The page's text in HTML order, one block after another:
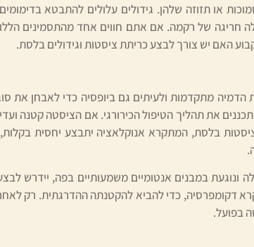
או תזוזה שלהן. גידולים עלולים להתבטא
חריגה של רקמה. אם אתם חווים אחד מהתסמינים
האם יש צורך לבצע כריתת ציסטות וגידולים בלסת.
הדמיה מתקדמות ולעיתים גם ביופסיה כדי לאבחן את
את תהליך הטיפול הכירורגי. אם הציסטה קטנה
בלסת, המתקרא אנוקלאציה יתבצע יחסית בקלות,
ונוגעת במבנים אנטומיים משמעותיים בפה, יידרש
דקומפרסיה, כדי להביא להקטנתה ההדרגתית. רק
בפועל.